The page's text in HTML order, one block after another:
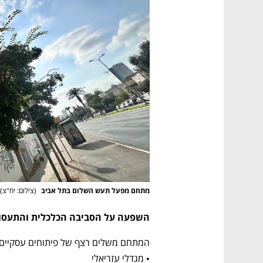
מתחם מפעל תעש השלום בתל אביב (צילום: יח"צ)
השפעה על הסביבה הכלכלית